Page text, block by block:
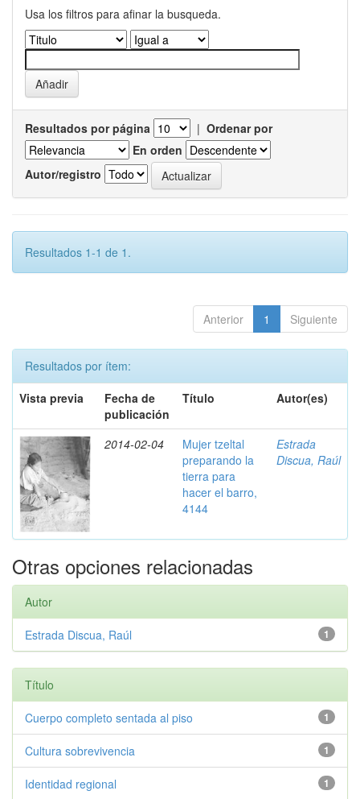
Usa los filtros para afinar la busqueda.
Resultados por página | Ordenar por
En orden
Autor/registro
Resultados 1-1 de 1.
Anterior 1 Siguiente
Resultados por ítem:
Vista previa
Fecha de
publicación
Título Autor(es)
2014-02-04
Mujer tzeltal
preparando la
tierra para
hacer el barro,
4144
Estrada
Discua, Raúl
Otras opciones relacionadas
Autor
1
Estrada Discua, Raúl
Título
1
Cuerpo completo sentada al piso
1
Cultura sobrevivencia
1
Identidad regional